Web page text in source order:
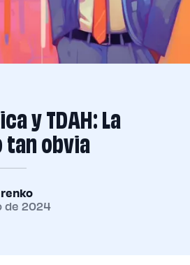
y TDAH: La
tan obvia
de 2024